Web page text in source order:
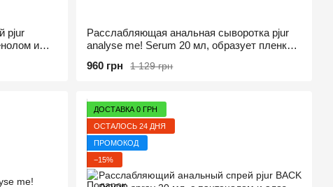
pjur
и
Расслабляющая анальная сыворотка pjur
analyse me! Serum 20 мл, образует пленку,
1 129 грн
960 грн
ДОСТАВКА 0 ГРН
ОСТАЛОСЬ 24 ДНЯ
ПРОМОКОД
−15%